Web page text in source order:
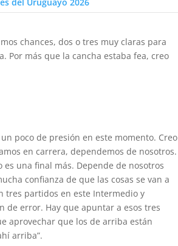
chances, dos o tres muy claras para
Por más que la cancha estaba fea, creo
poco de presión en este momento. Creo
en carrera, dependemos de nosotros.
una final más. Depende de nosotros
confianza de que las cosas se van a
tres partidos en este Intermedio y
de error. Hay que apuntar a esos tres
aprovechar que los de arriba están
arriba”.